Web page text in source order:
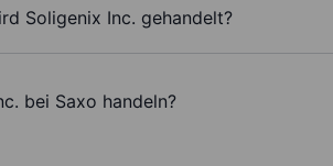
Soligenix Inc. gehandelt?
bei Saxo handeln?